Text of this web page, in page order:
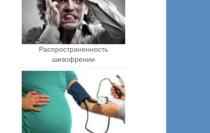
Распространенность
шизофрении